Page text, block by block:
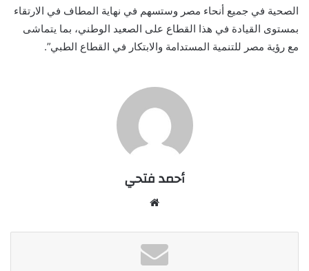
الصحية في جميع أنحاء مصر وستسهم في نهاية المطاف في الارتقاء
بمستوى القيادة في هذا القطاع على الصعيد الوطني، بما يتماشى
مع رؤية مصر للتنمية المستدامة والابتكار في القطاع الطبي”.
أحمد فتحي